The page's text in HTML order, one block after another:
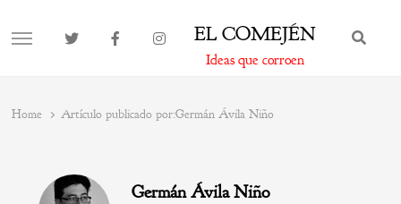
MENU EL COMEJÉN
Ideas que corroen
Home Artículo publicado por:Germán Ávila Niño
Germán Ávila Niño